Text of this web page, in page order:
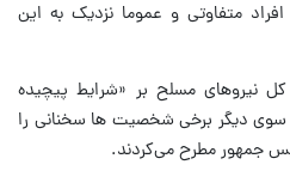
متفاوتی و عموما نزدیک به این
نیروهای مسلح بر «شرایط پیچیده
سوی دیگر برخی شخصیت ها سخنانی را
جمهور مطرح می‌کردند.